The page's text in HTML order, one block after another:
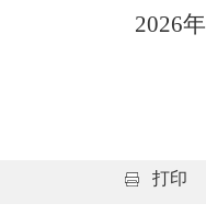
2026年
打印